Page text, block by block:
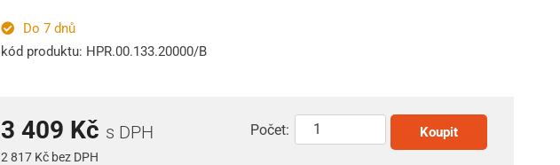
Do 7 dnů
kód produktu: HPR.00.133.20000/B
3 409 Kč s DPH
2 817 Kč bez DPH
Počet: Koupit